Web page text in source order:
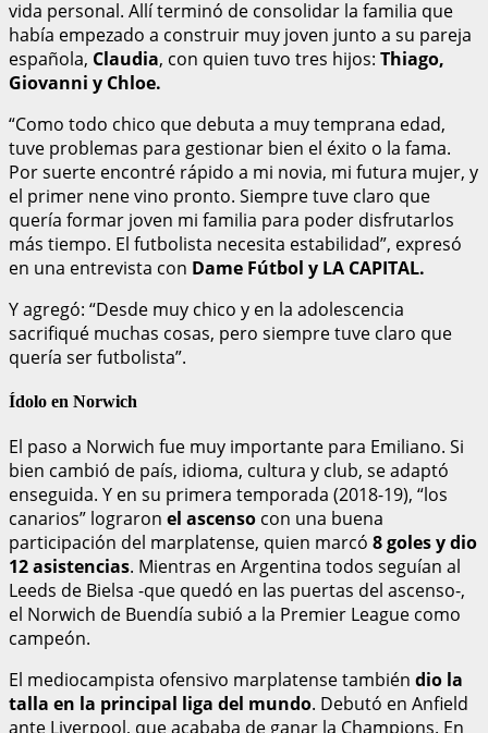
vida personal. Allí terminó de consolidar la familia que
había empezado a construir muy joven junto a su pareja
española, Claudia, con quien tuvo tres hijos: Thiago,
Giovanni y Chloe.
“Como todo chico que debuta a muy temprana edad,
tuve problemas para gestionar bien el éxito o la fama.
Por suerte encontré rápido a mi novia, mi futura mujer, y
el primer nene vino pronto. Siempre tuve claro que
quería formar joven mi familia para poder disfrutarlos
más tiempo. El futbolista necesita estabilidad”, expresó
en una entrevista con Dame Fútbol y LA CAPITAL.
Y agregó: “Desde muy chico y en la adolescencia
sacrifiqué muchas cosas, pero siempre tuve claro que
quería ser futbolista”.
Ídolo en Norwich
El paso a Norwich fue muy importante para Emiliano. Si
bien cambió de país, idioma, cultura y club, se adaptó
enseguida. Y en su primera temporada (2018-19), “los
canarios” lograron el ascenso con una buena
participación del marplatense, quien marcó 8 goles y dio
12 asistencias. Mientras en Argentina todos seguían al
Leeds de Bielsa -que quedó en las puertas del ascenso-,
el Norwich de Buendía subió a la Premier League como
campeón.
El mediocampista ofensivo marplatense también dio la
talla en la principal liga del mundo. Debutó en Anfield
ante Liverpool, que acababa de ganar la Champions. En